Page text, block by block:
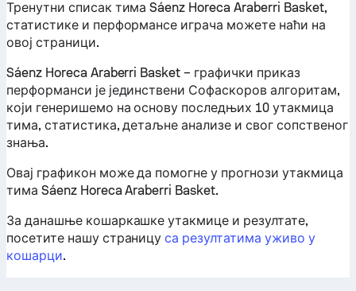
Тренутни списак тима Sáenz Horeca Araberri Basket,
статистике и перформансе играча можете наћи на
овој страници.
Sáenz Horeca Araberri Basket – графички приказ
перформанси је јединствени Софаскоров алгоритам,
који генеришемо на основу последњих 10 утакмица
тима, статистика, детаљне анализе и свог сопственог
знања.
Овај графикон може да помогне у прогнози утакмица
тима Sáenz Horeca Araberri Basket.
За данашње кошаркашке утакмице и резултате,
посетите нашу страницуса резултатима уживо у
кошарци.